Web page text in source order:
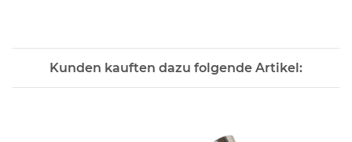
Kunden kauften dazu folgende Artikel: